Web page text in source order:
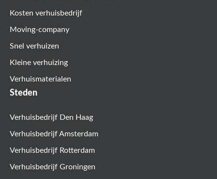
Kosten verhuisbedrijf
Moving-company
Snel verhuizen
Kleine verhuizing
Verhuismaterialen
Steden
Verhuisbedrijf Den Haag
Verhuisbedrijf Amsterdam
Verhuisbedrijf Rotterdam
Verhuisbedrijf Groningen